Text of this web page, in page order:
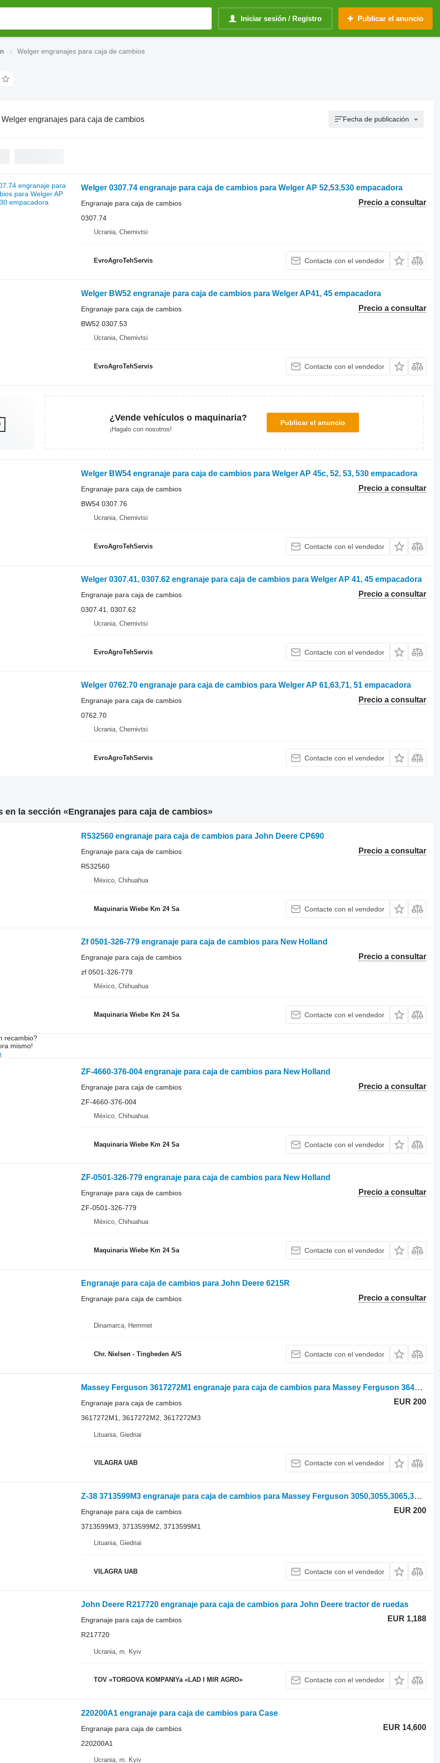
Iniciar sesión / Registro Publicar el anuncio
Welger engranajes para caja de cambios
Welger engranajes para caja de cambios Fecha de publicación
Welger 0307.74 engranaje para caja de cambios para Welger AP 52,53,530 empacadora
Precio a consultar
Engranaje para caja de cambios
0307.74
Ucrania, Chernivtsi
EvroAgroTehServis Contacte con el vendedor
Welger BW52 engranaje para caja de cambios para Welger AP41, 45 empacadora
Precio a consultar
Engranaje para caja de cambios
BW52 0307.53
Ucrania, Chernivtsi
EvroAgroTehServis Contacte con el vendedor
¿Vende vehículos o maquinaria?
¡Hagalo con nosotros!
Publicar el anuncio
Welger BW54 engranaje para caja de cambios para Welger AP 45c, 52, 53, 530 empacadora
Precio a consultar
Engranaje para caja de cambios
BW54 0307.76
Ucrania, Chernivtsi
EvroAgroTehServis Contacte con el vendedor
Welger 0307.41, 0307.62 engranaje para caja de cambios para Welger AP 41, 45 empacadora
Precio a consultar
Engranaje para caja de cambios
0307.41, 0307.62
Ucrania, Chernivtsi
EvroAgroTehServis Contacte con el vendedor
Welger 0762.70 engranaje para caja de cambios para Welger AP 61,63,71, 51 empacadora
Precio a consultar
Engranaje para caja de cambios
0762.70
Ucrania, Chernivtsi
EvroAgroTehServis Contacte con el vendedor
en la sección «Engranajes para caja de cambios»
R532560 engranaje para caja de cambios para John Deere CP690
Precio a consultar
Engranaje para caja de cambios
R532560
México, Chihuahua
Maquinaria Wiebe Km 24 Sa Contacte con el vendedor
Zf 0501-326-779 engranaje para caja de cambios para New Holland
Precio a consultar
Engranaje para caja de cambios
zf 0501-326-779
México, Chihuahua
Maquinaria Wiebe Km 24 Sa Contacte con el vendedor
recambio?
mismo!
ZF-4660-376-004 engranaje para caja de cambios para New Holland
Precio a consultar
Engranaje para caja de cambios
ZF-4660-376-004
México, Chihuahua
Maquinaria Wiebe Km 24 Sa Contacte con el vendedor
ZF-0501-326-779 engranaje para caja de cambios para New Holland
Precio a consultar
Engranaje para caja de cambios
ZF-0501-326-779
México, Chihuahua
Maquinaria Wiebe Km 24 Sa Contacte con el vendedor
Engranaje para caja de cambios para John Deere 6215R
Precio a consultar
Engranaje para caja de cambios
Dinamarca, Hemmet
Chr. Nielsen - Tingheden A/S Contacte con el vendedor
Massey Ferguson 3617272M1 engranaje para caja de cambios para Massey Ferguson 3645,3635,3655,3670,3690,8150,8110,8120,8130,8140,8160 tractor de ruedas
EUR 200
Engranaje para caja de cambios
3617272M1, 3617272M2, 3617272M3
Lituania, Giedriai
VILAGRA UAB Contacte con el vendedor
Z-38 3713599M3 engranaje para caja de cambios para Massey Ferguson 3050,3055,3065,3070,3075,3080,3090,3095,3115,3120,3125,6110,6120,6130,6140,6150,6160,6170,6180,6190 tractor de ruedas
EUR 200
Engranaje para caja de cambios
3713599M3, 3713599M2, 3713599M1
Lituania, Giedriai
VILAGRA UAB Contacte con el vendedor
John Deere R217720 engranaje para caja de cambios para John Deere tractor de ruedas
EUR 1,188
Engranaje para caja de cambios
R217720
Ucrania, m. Kyiv
TOV «TORGOVA KOMPANIYa «LAD I MIR AGRO» Contacte con el vendedor
220200A1 engranaje para caja de cambios para Case
EUR 14,600
Engranaje para caja de cambios
220200A1
Ucrania, m. Kyiv